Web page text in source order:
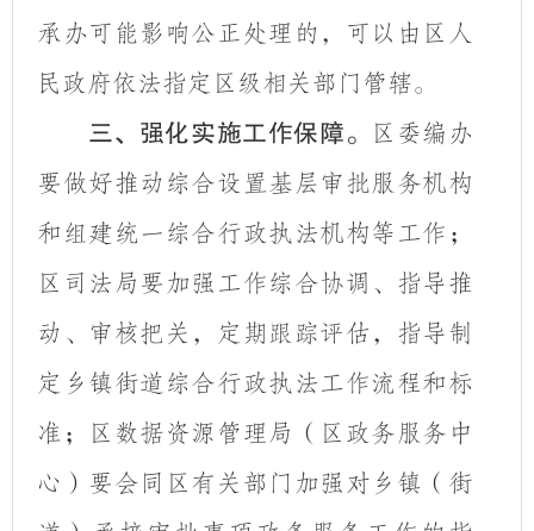
承办可能影响公正处理的，可以由区人
民政府依法指定区级相关部门管辖。
三、强化实施工作保障。
区委编办
要做好推动综合设置基层审批服务机构
和组建统一综合行政执法机构等工作；
区司法局要加强工作综合协调、指导推
动、审核把关，定期跟踪评估，指导制
定乡镇街道综合行政执法工作流程和标
准；
区数据资源管理局（区政务服务中
心）要会同区有关部门加强对乡镇（街